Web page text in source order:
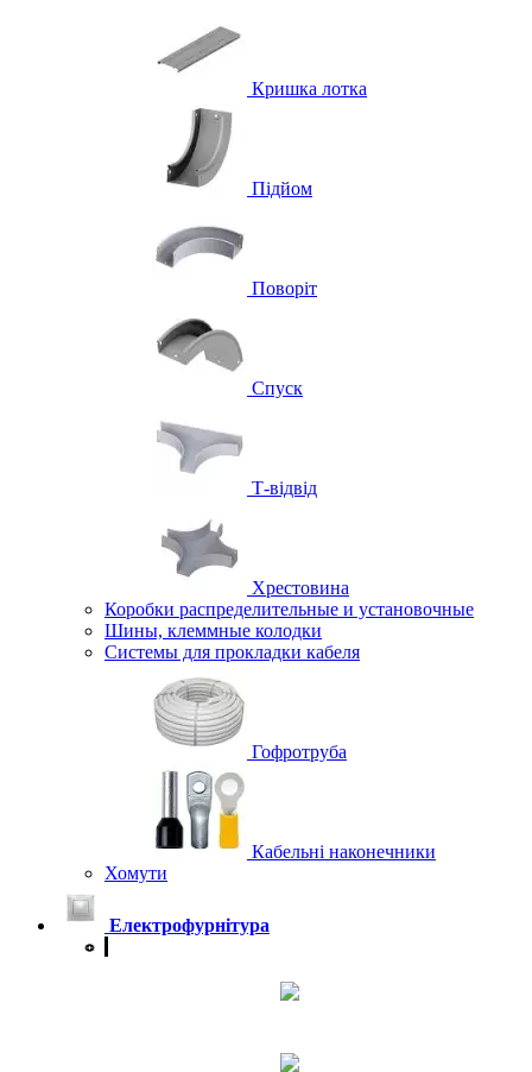
Кришка лотка
Підйом
Поворіт
Спуск
Т-відвід
Хрестовина
Коробки распределительные и установочные
Шины, клеммные колодки
Системы для прокладки кабеля
Гофротруба
Кабельні наконечники
Хомути
Електрофурнітура